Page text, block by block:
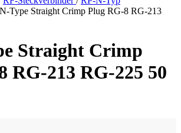
Type Straight Crimp Plug RG-8 RG-213
Straight Crimp
RG-213 RG-225 50